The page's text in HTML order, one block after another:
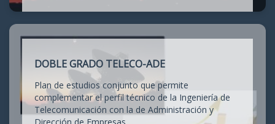
DOBLE GRADO TELECO-ADE
Plan de estudios conjunto que permite
complementar el perfil técnico de la Ingeniería de
Telecomunicación con la de Administración y